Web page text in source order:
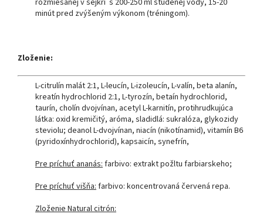
minút pred zvýšeným výkonom (tréningom).
Zloženie:
L-citrulín malát 2:1, L-leucín, L-izoleucín, L-valín, beta alanín,
kreatín hydrochlorid 2:1, L-tyrozín, betaín hydrochlorid,
taurín, cholín dvojvínan, acetyl L-karnitín, protihrudkujúca
látka: oxid kremičitý, aróma, sladidlá: sukralóza, glykozidy
steviolu; deanol L-dvojvínan, niacín (nikotínamid), vitamín B6
(pyridoxínhydrochlorid), kapsaicín, synefrín,
Pre príchuť ananás: farbivo: extrakt požltu farbiarskeho;
Pre príchuť višňa: farbivo: koncentrovaná červená repa.
Zloženie Natural citrón: